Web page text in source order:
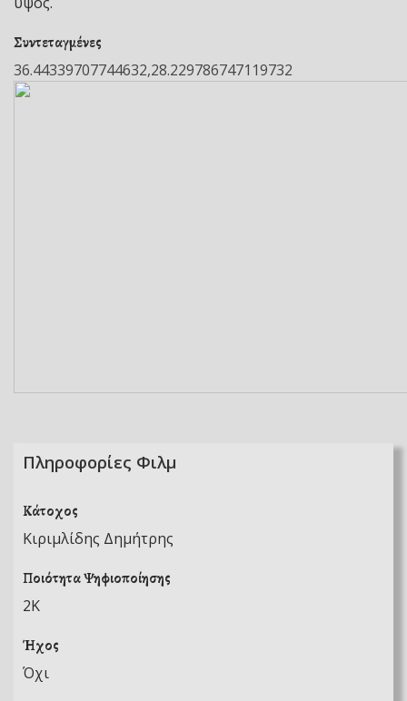
Συντεταγμένες
36.44339707744632,28.229786747119732
Πληροφορίες Φιλμ
Κάτοχος
Κιριμλίδης Δημήτρης
Ποιότητα Ψηφιοποίησης
2K
Ήχος
Όχι